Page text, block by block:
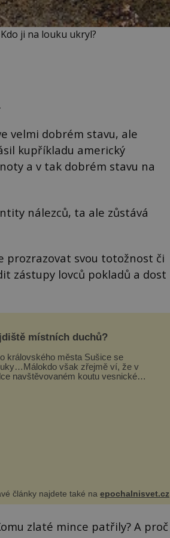
ji na louku ukryl?
velmi dobrém stavu, ale
kupříkladu americký
a v tak dobrém stavu na
nálezců, ta ale zůstává
prozrazovat svou totožnost či
zástupy lovců pokladů a dost
místních duchů?
královského města Sušice se
však zřejmě ví, že v
navštěvovaném koutu vesnické
články najdete také naepochalnisvet.cz
zlaté mince patřily? A proč